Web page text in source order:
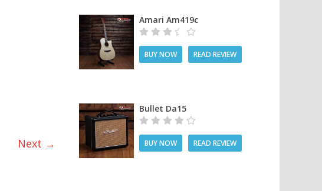
Next →
Amari Am419c
BUY NOW READ REVIEW
Bullet Da15
BUY NOW READ REVIEW